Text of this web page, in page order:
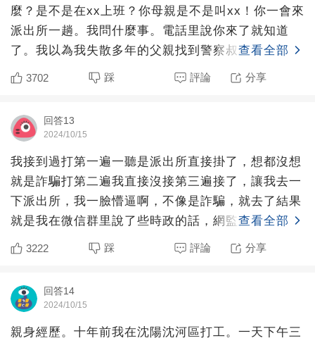
麼？是不是在xx上班？你母親是不是叫xx！你一會來
派出所一趟。我問什麼事。電話里說你來了就知道
了。我以為我失散多年的父親找到警察叔叔要求我贍
養。滿腦子想怎
查看全部
3702 踩 評論 分享
回答13
2024/10/15
我接到過打第一遍一聽是派出所直接掛了，想都沒想
就是詐騙打第二遍我直接沒接第三遍接了，讓我去一
下派出所，我一臉懵逼啊，不像是詐騙，就去了結果
就是我在微信群里說了些時政的話，網監部門要求派
出所查我，聊的啥
查看全部
3222 踩 評論 分享
回答14
2024/10/15
親身經歷。十年前我在沈陽沈河區打工。一天下午三